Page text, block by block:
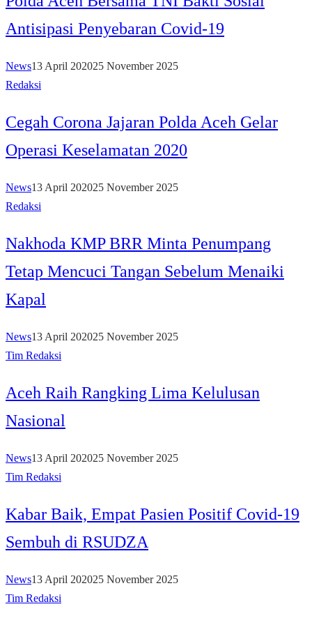
Antisipasi Penyebaran Covid-19
News13 April 202025 November 2025
Redaksi
Cegah Corona Jajaran Polda Aceh Gelar
Operasi Keselamatan 2020
News13 April 202025 November 2025
Redaksi
Nakhoda KMP BRR Minta Penumpang
Tetap Mencuci Tangan Sebelum Menaiki
Kapal
News13 April 202025 November 2025
Tim Redaksi
Aceh Raih Rangking Lima Kelulusan
Nasional
News13 April 202025 November 2025
Tim Redaksi
Kabar Baik, Empat Pasien Positif Covid-19
Sembuh di RSUDZA
News13 April 202025 November 2025
Tim Redaksi